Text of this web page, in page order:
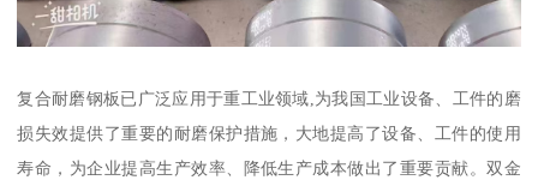
复合耐磨钢板已广泛应用于重工业领域,为我国工业设备、工件的磨
损失效提供了重要的耐磨保护措施，大地提高了设备、工件的使用
寿命，为企业提高生产效率、降低生产成本做出了重要贡献。双金